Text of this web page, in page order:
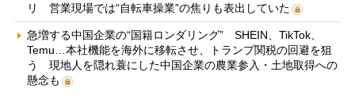
リ 営業現場では“自転車操業”の焦りも表出していた
急増する中国企業の“国籍ロンダリング” SHEIN、TikTok、
Temu…本社機能を海外に移転させ、トランプ関税の回避を狙
う 現地人を隠れ蓑にした中国企業の農業参入・土地取得への
懸念も